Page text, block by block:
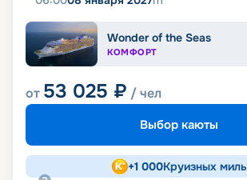
Wonder of the Seas
КОМФОРТ
от 53 025 ₽ / чел
Выбор каюты
+1 000Круизных миль